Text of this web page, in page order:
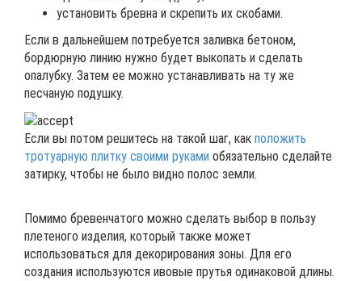
установить бревна и скрепить их скобами.
Если в дальнейшем потребуется заливка бетоном,
бордюрную линию нужно будет выкопать и сделать
опалубку. Затем ее можно устанавливать на ту же
песчаную подушку.
Если вы потом решитесь на такой шаг, как положить
тротуарную плитку своими руками обязательно сделайте
затирку, чтобы не было видно полос земли.
Помимо бревенчатого можно сделать выбор в пользу
плетеного изделия, который также может
использоваться для декорирования зоны. Для его
создания используются ивовые прутья одинаковой длины.